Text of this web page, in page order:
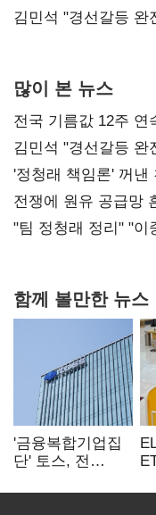
다툼 격화
김민석 "경선갈등
많이 본 뉴스
전국 기름값 12주
김민석 "경선갈등
사과부터"
'정청래 책임론' 꺼
때리기
전쟁에 원유 공급망
핵심으로 재부상
"팀 정청래 정리" "
함께 볼만한 뉴스
'금융복합기업집
단' 토스, 전
표준화